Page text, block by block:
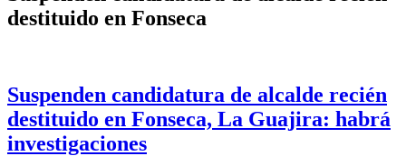
destituido en Fonseca
Suspenden candidatura de alcalde recién
destituido en Fonseca, La Guajira: habrá
investigaciones